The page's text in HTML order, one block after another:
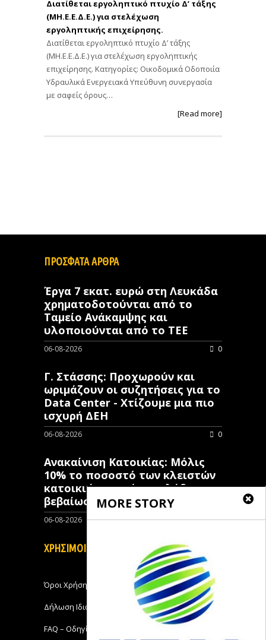
Διατίθεται εργοληπτικό πτυχίο Δ’ τάξης
(ΜΗ.Ε.Ε.Δ.Ε.) για στελέχωση
εργοληπτικής επιχείρησης.
Διατίθεται εργοληπτικό πτυχίο Δ’ τάξης
(ΜΗ.Ε.Ε.Δ.Ε.) για στελέχωση εργοληπτικής
επιχείρησης. Κατηγορίες: Οικοδομικά Οδοποιία
Υδραυλικά Ενεργειακά Υπεύθυνη συνεργασία
με σαφείς όρους…
[Read more]
MORE STORY
ΠΡΟΣΦΑΤΑ ΑΡΘΡΑ
Έργα 7 εκατ. ευρώ στη Λευκάδα
χρηματοδοτούνται από το
Ταμείο Ανάκαμψης και
υλοποιούνται από το ΤΕΕ
06-08-2026 0
Γ. Στάσσης: Προχωρούν και
ωριμάζουν οι συζητήσεις για το
Data Center - Χτίζουμε μια πιο
ισχυρή ΔΕΗ
06-08-2026 0
Ανακαίνιση Κατοικίας: Μόλις
10% το ποσοστό των κλειστών
κατοικιών που έχουν λάβει
βεβαίωση ένταξης
06-08-2026 0
ΧΡΗΣΙΜΟΙ ΣΥΝΔΕΣΜΟΙ
Όροι Χρήσης
Δήλωση Ιδιωτικότητας
FAQ – Οδηγίες Χρήσης